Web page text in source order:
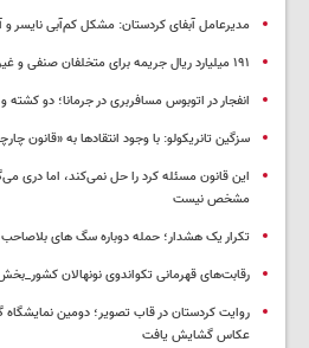
مدیرعامل آبفای کردستان: مشکل کم‌آبی نایسر
۱۹۱ میلیارد ریال جریمه برای متخلفان صنفی و غیرصنفی کردستان صادر شد
انفجار در اتوبوس مسافربری در جرمانا؛ دو کشته و ۱۳ زخمی + فیلم
سزگین تانریکولو: با وجود انتقادها به «قانون
مشخص نیست
تکرار یک هشدار؛ حمله دوباره سگ های بلاصاحب به کودک ۹
رقابت‌های قهرمانی تکواندوی نونهالان
عکاس گشایش یافت